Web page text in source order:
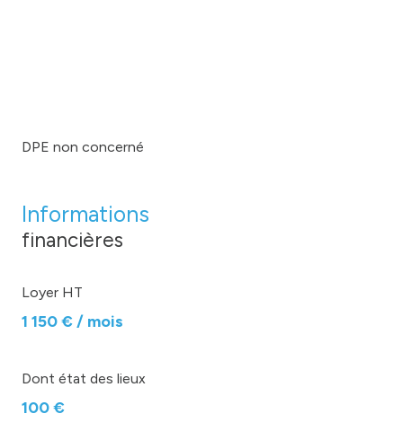
DPE non concerné
Informations
financières
Loyer HT
1 150 € / mois
Dont état des lieux
100 €